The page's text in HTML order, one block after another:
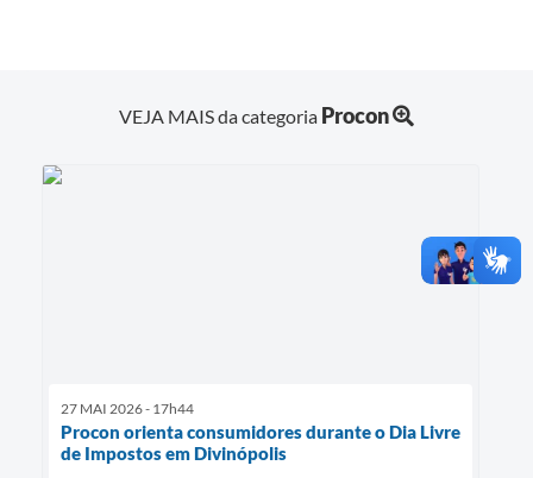
VEJA MAIS da categoria Procon
27 MAI 2026 - 17h44
Procon orienta consumidores durante o Dia Livre
de Impostos em Divinópolis